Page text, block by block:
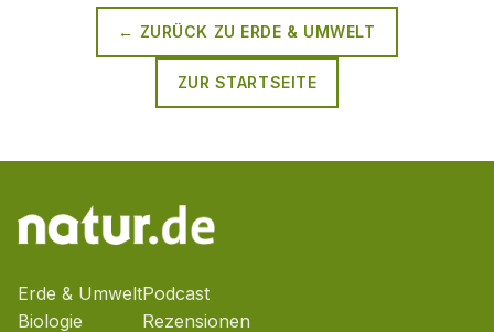
← ZURÜCK ZU ERDE & UMWELT
ZUR STARTSEITE
Erde & Umwelt
Biologie
Podcast
Rezensionen